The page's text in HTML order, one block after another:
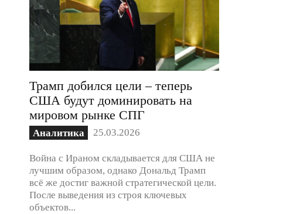
Трамп добился цели – теперь
США будут доминировать на
мировом рынке СПГ
Аналитика 25.03.2026
Война с Ираном складывается для США не
лучшим образом, однако Дональд Трамп
всё же достиг важной стратегической цели.
После выведения из строя ключевых
объектов...